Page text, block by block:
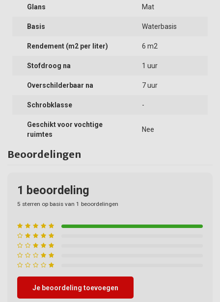
Glans Mat
Basis Waterbasis
Rendement (m2 per liter) 6 m2
Stofdroog na 1 uur
Overschilderbaar na 7 uur
Schrobklasse -
Geschikt voor vochtige
ruimtes
Nee
Beoordelingen
1 beoordeling
5 sterren op basis van 1 beoordelingen
Je beoordeling toevoegen